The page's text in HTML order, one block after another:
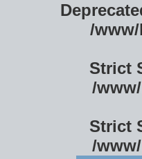
/
Strict
/
Strict
/